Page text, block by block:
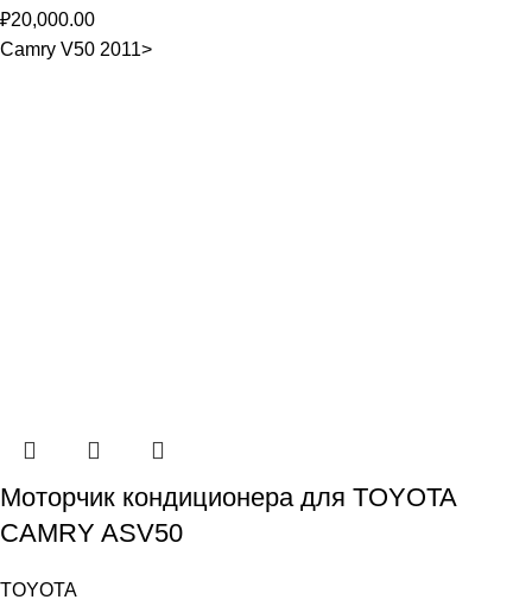
₽20,000.00
Camry V50 2011>
Моторчик кондиционера для TOYOTA
CAMRY ASV50
TOYOTA